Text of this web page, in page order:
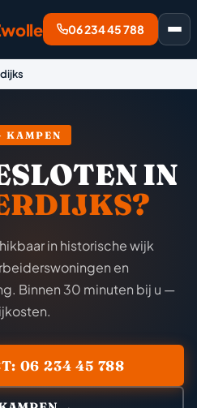
06 234 45 788
IN
in historische wijk
en
Binnen 30 minuten bij u —
06 234 45 788